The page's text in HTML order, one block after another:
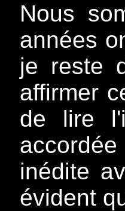
Nous
années
je reste
affirmer
de lire
inédite
évident